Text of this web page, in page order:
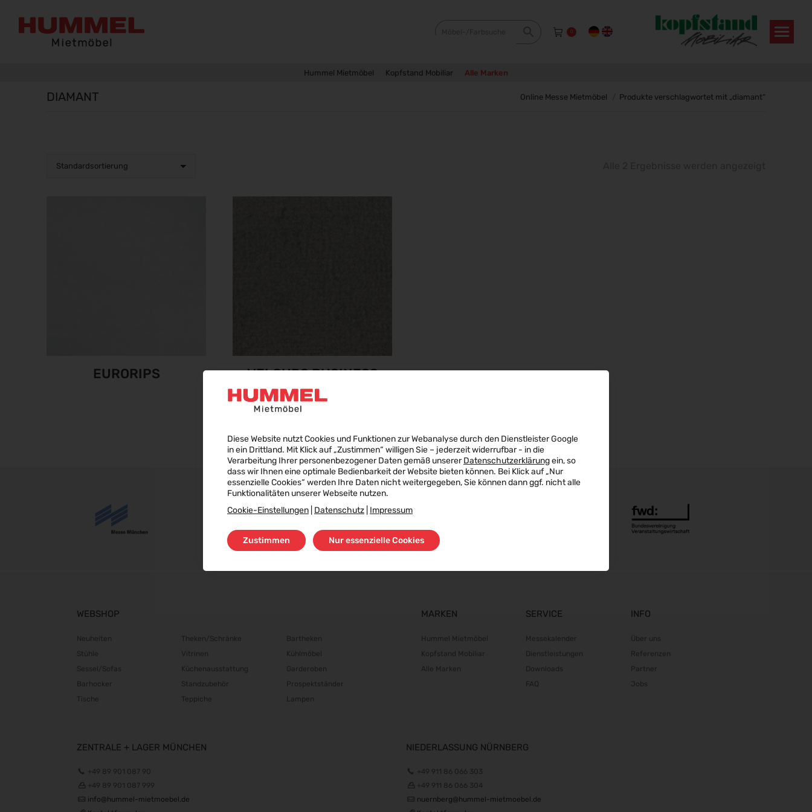
0
Hummel Mietmöbel Kopfstand Mobiliar Alle Marken
DIAMANT Sie befinden sich hier:
Online Messe Mietmöbel Produkte verschlagwortet mit „diamant“
EURORIPS VELOURS BUSINESS
WEBSHOP
Neuheiten
Stühle
Sessel/Sofas
Barhocker
Tische
Theken/Schränke
Vitrinen
Küchenausstattung
Standzubehör
Teppiche
Bartheken
Kühlmöbel
Garderoben
Prospektständer
Lampen
MARKEN
Hummel Mietmöbel
Kopfstand Mobiliar
Alle Marken
SERVICE
Messekalender
Dienstleistungen
Downloads
FAQ
INFO
Über uns
Referenzen
Partner
Jobs
ZENTRALE + LAGER MÜNCHEN
+49 89 901 087 90
+49 89 901 087 999
info@hummel-mietmoebel.de
NIEDERLASSUNG NÜRNBERG
+49 911 86 066 303
+49 911 86 066 304
nuernberg@hummel-mietmoebel.de
Diese Website nutzt Cookies und Funktionen zur Webanalyse durch den Dienstleister Google
in ein Drittland. Mit Klick auf „Zustimmen“ willigen Sie – jederzeit widerrufbar - in die
Verarbeitung Ihrer personenbezogener Daten gemäß unsererDatenschutzerklärungein, so
dass wir Ihnen eine optimale Bedienbarkeit der Website bieten können. Bei Klick auf „Nur
essenzielle Cookies“ werden Ihre Daten nicht weitergegeben, Sie können dann ggf. nicht alle
Funktionalitäten unserer Webseite nutzen.
Cookie-Einstellungen Datenschutz Impressum
Zustimmen Nur essenzielle Cookies